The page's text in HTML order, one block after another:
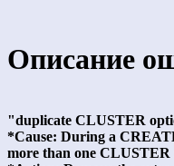
Описание
"duplicate CLUSTER
*Cause: During a
more than one CLUSTER